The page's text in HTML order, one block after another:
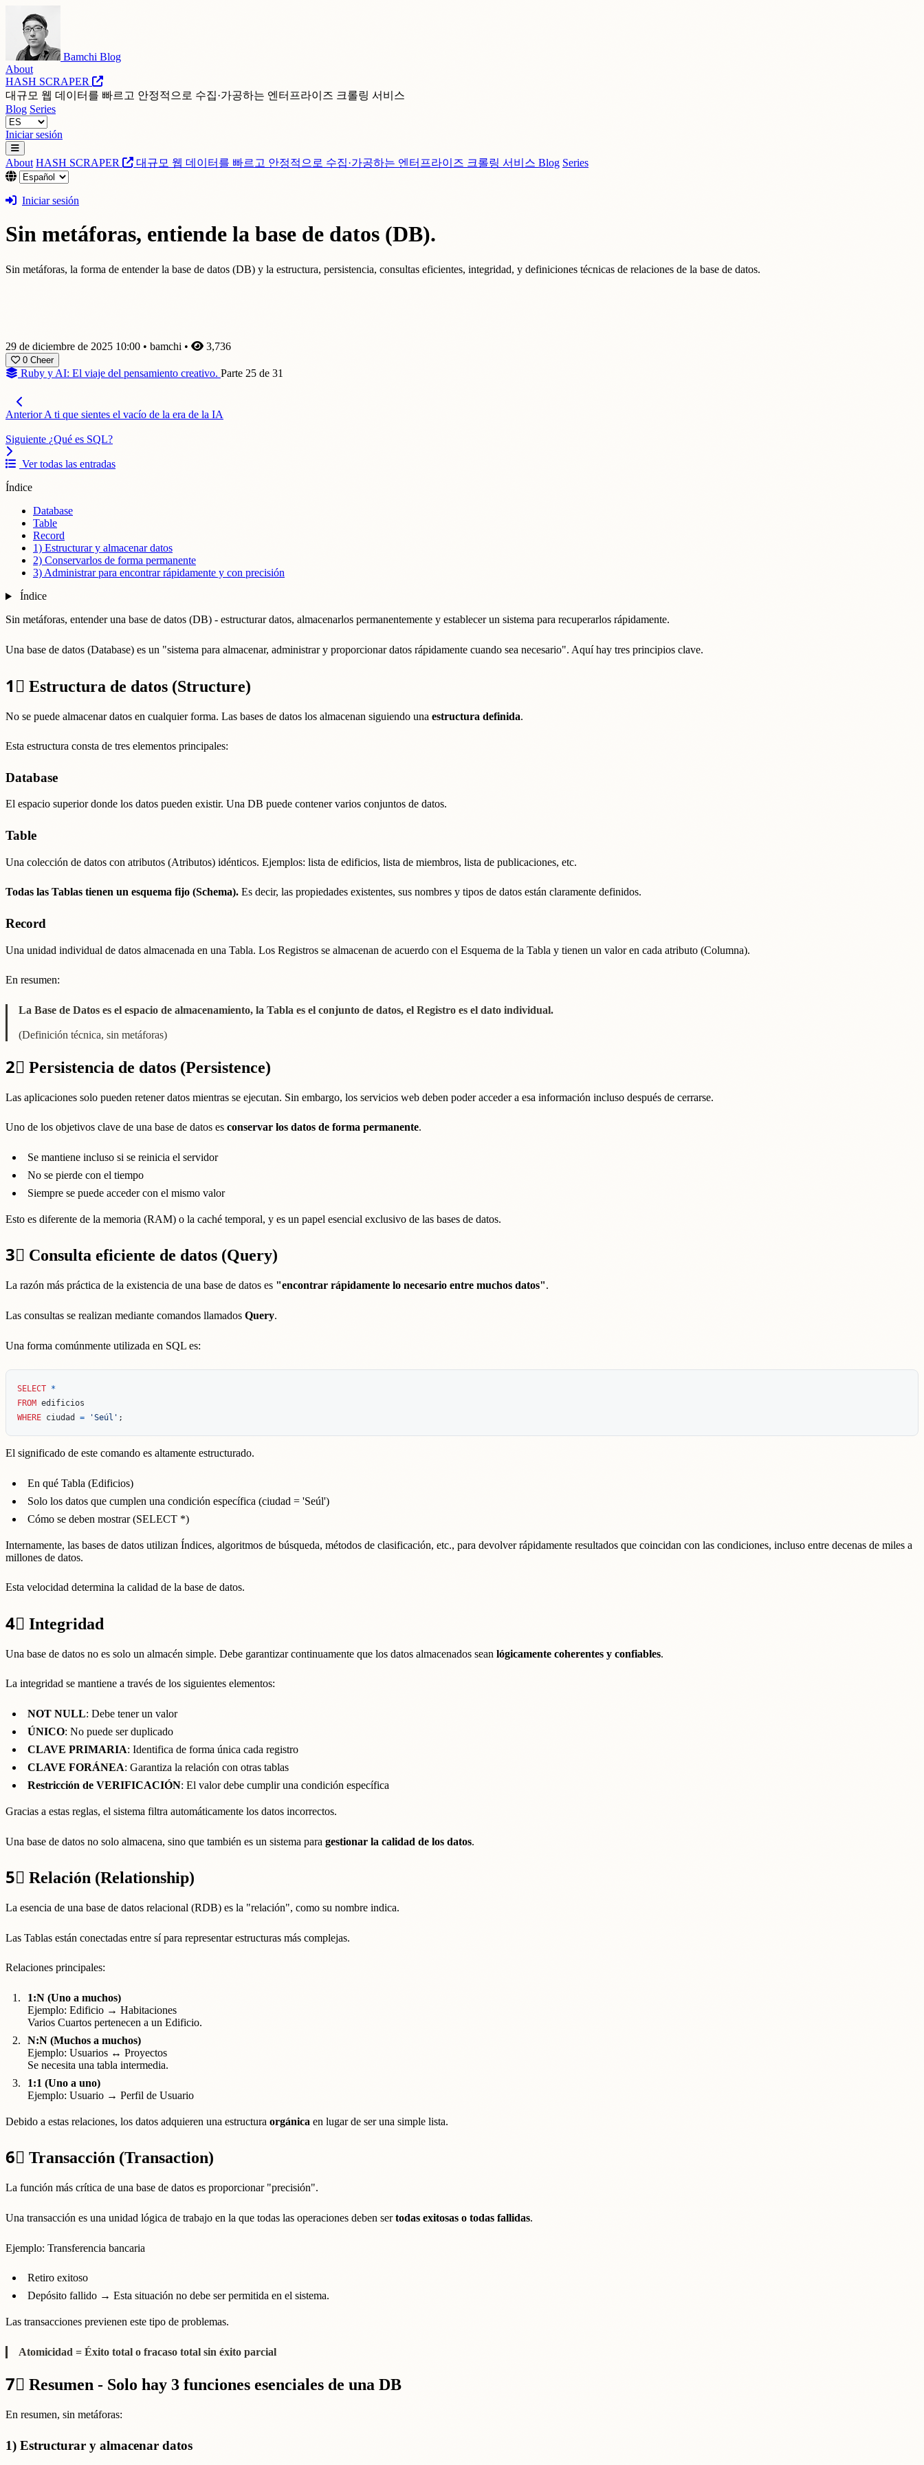
Bamchi Blog
About
HASH SCRAPER
대규모 웹 데이터를 빠르고 안정적으로 수집·가공하는 엔터프라이즈 크롤링 서비스
Blog Series
Iniciar sesión
About HASH SCRAPER 대규모 웹 데이터를 빠르고 안정적으로 수집·가공하는 엔터프라이즈 크롤링 서비스 Blog Series
Iniciar sesión
Sin metáforas, entiende la base de datos (DB).
Sin metáforas, la forma de entender la base de datos (DB) y la estructura, persistencia, consultas eficientes, integridad, y definiciones técnicas de relaciones de la base de datos.
29 de diciembre de 2025 10:00 • bamchi • 3,736
0 Cheer
Ruby y AI: El viaje del pensamiento creativo. Parte 25 de 31
AnteriorA ti que sientes el vacío de la era de la IA
Siguiente ¿Qué es SQL?
Ver todas las entradas
Índice
Database
Table
Record
1) Estructurar y almacenar datos
2) Conservarlos de forma permanente
3) Administrar para encontrar rápidamente y con precisión
Índice
Sin metáforas, entender una base de datos (DB) - estructurar datos, almacenarlos permanentemente y establecer un sistema para recuperarlos rápidamente.
Una base de datos (Database) es un "sistema para almacenar, administrar y proporcionar datos rápidamente cuando sea necesario". Aquí hay tres principios clave.
1⃣ Estructura de datos (Structure)
No se puede almacenar datos en cualquier forma. Las bases de datos los almacenan siguiendo una estructura definida.
Esta estructura consta de tres elementos principales:
Database
El espacio superior donde los datos pueden existir. Una DB puede contener varios conjuntos de datos.
Table
Una colección de datos con atributos (Atributos) idénticos. Ejemplos: lista de edificios, lista de miembros, lista de publicaciones, etc.
Todas las Tablas tienen un esquema fijo (Schema). Es decir, las propiedades existentes, sus nombres y tipos de datos están claramente definidos.
Record
Una unidad individual de datos almacenada en una Tabla. Los Registros se almacenan de acuerdo con el Esquema de la Tabla y tienen un valor en cada atributo (Columna).
En resumen:
La Base de Datos es el espacio de almacenamiento, la Tabla es el conjunto de datos, el Registro es el dato individual.
(Definición técnica, sin metáforas)
2⃣ Persistencia de datos (Persistence)
Las aplicaciones solo pueden retener datos mientras se ejecutan. Sin embargo, los servicios web deben poder acceder a esa información incluso después de cerrarse.
Uno de los objetivos clave de una base de datos es conservar los datos de forma permanente.
Se mantiene incluso si se reinicia el servidor
No se pierde con el tiempo
Siempre se puede acceder con el mismo valor
Esto es diferente de la memoria (RAM) o la caché temporal, y es un papel esencial exclusivo de las bases de datos.
3⃣ Consulta eficiente de datos (Query)
La razón más práctica de la existencia de una base de datos es "encontrar rápidamente lo necesario entre muchos datos".
Las consultas se realizan mediante comandos llamados Query.
Una forma comúnmente utilizada en SQL es:
SELECT *
FROM edificios
WHERE ciudad = 'Seúl' ;
El significado de este comando es altamente estructurado.
En qué Tabla (Edificios)
Solo los datos que cumplen una condición específica (ciudad = 'Seúl')
Cómo se deben mostrar (SELECT *)
Internamente, las bases de datos utilizan Índices, algoritmos de búsqueda, métodos de clasificación, etc., para devolver rápidamente resultados que coincidan con las condiciones, incluso entre decenas de miles a
millones de datos.
Esta velocidad determina la calidad de la base de datos.
4⃣ Integridad
Una base de datos no es solo un almacén simple. Debe garantizar continuamente que los datos almacenados sean lógicamente coherentes y confiables.
La integridad se mantiene a través de los siguientes elementos:
NOT NULL: Debe tener un valor
ÚNICO: No puede ser duplicado
CLAVE PRIMARIA: Identifica de forma única cada registro
CLAVE FORÁNEA: Garantiza la relación con otras tablas
Restricción de VERIFICACIÓN: El valor debe cumplir una condición específica
Gracias a estas reglas, el sistema filtra automáticamente los datos incorrectos.
Una base de datos no solo almacena, sino que también es un sistema para gestionar la calidad de los datos.
5⃣ Relación (Relationship)
La esencia de una base de datos relacional (RDB) es la "relación", como su nombre indica.
Las Tablas están conectadas entre sí para representar estructuras más complejas.
Relaciones principales:
1:N (Uno a muchos)
Ejemplo: Edificio → Habitaciones
Varios Cuartos pertenecen a un Edificio.
N:N (Muchos a muchos)
Ejemplo: Usuarios ↔ Proyectos
Se necesita una tabla intermedia.
1:1 (Uno a uno)
Ejemplo: Usuario → Perfil de Usuario
Debido a estas relaciones, los datos adquieren una estructura orgánica en lugar de ser una simple lista.
6⃣ Transacción (Transaction)
La función más crítica de una base de datos es proporcionar "precisión".
Una transacción es una unidad lógica de trabajo en la que todas las operaciones deben sertodas exitosas o todas fallidas.
Ejemplo: Transferencia bancaria
Retiro exitoso
Depósito fallido → Esta situación no debe ser permitida en el sistema.
Las transacciones previenen este tipo de problemas.
Atomicidad = Éxito total o fracaso total sin éxito parcial
7⃣ Resumen - Solo hay 3 funciones esenciales de una DB
En resumen, sin metáforas:
1) Estructurar y almacenar datos